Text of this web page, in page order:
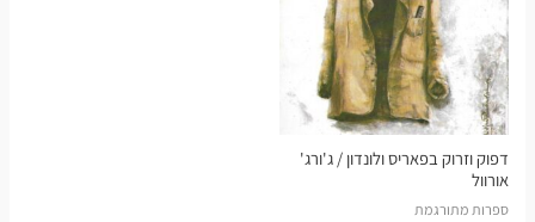
דפוק וזרוק בפאריס ולונדון / ג'ורג'
אורוול
ספרות מתורגמת